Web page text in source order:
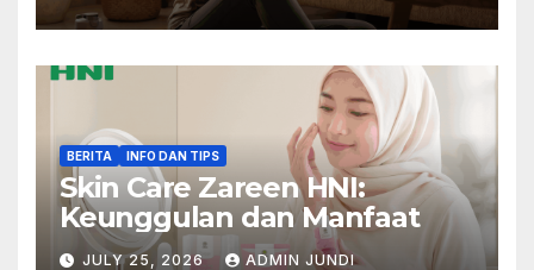
BERITA INFO DAN TIPS
Skin Care Zareen HNI:
Keunggulan dan Manfaat
JULY 25, 2026 ADMIN JUNDI